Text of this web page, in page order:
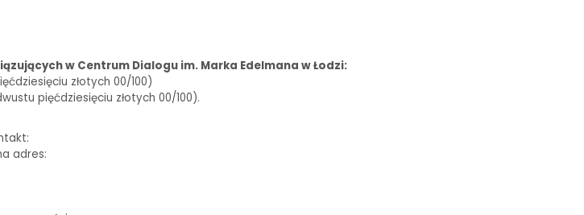
w Centrum Dialogu im. Marka Edelmana w Łodzi:
złotych 00/100)
pięćdziesięciu złotych 00/100).
adres: